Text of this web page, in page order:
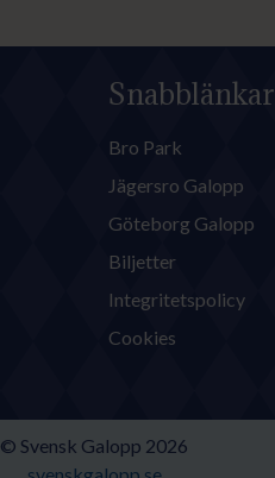
Snabblänkar
Bro Park
Jägersro Galopp
Göteborg Galopp
Biljetter
Integritetspolicy
Cookies
© Svensk Galopp 2026